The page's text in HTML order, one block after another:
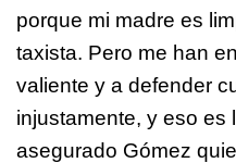
porque mi madre es
taxista. Pero me han
valiente y a defender
injustamente, y eso es
asegurado Gómez